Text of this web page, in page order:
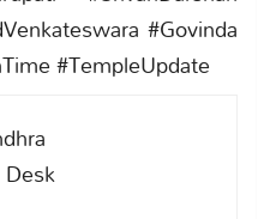
#Govinda
#TempleUpdate